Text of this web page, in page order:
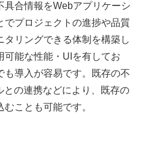
具合情報をWebアプリケーシ
でプロジェクトの進捗や品質
リングできる体制を構築し
可能な性能・UIを有してお
も導入が容易です。既存の不
の連携などにより、既存の
ことも可能です。